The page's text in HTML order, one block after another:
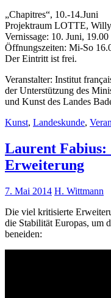
„Chapitres“, 10.-14.Juni
Projektraum LOTTE,
Vernissage: 10. Juni,
Öffnungszeiten: Mi-So
Der Eintritt ist frei.
Veranstalter: Institut
der Unterstützung des
und Kunst des Landes
Kunst, Landeskunde,
Laurent Fabius:
Erweiterung
7. Mai 2014 H. Wittmann
Die viel kritisierte
die Stabilität Europas, um
beneiden: